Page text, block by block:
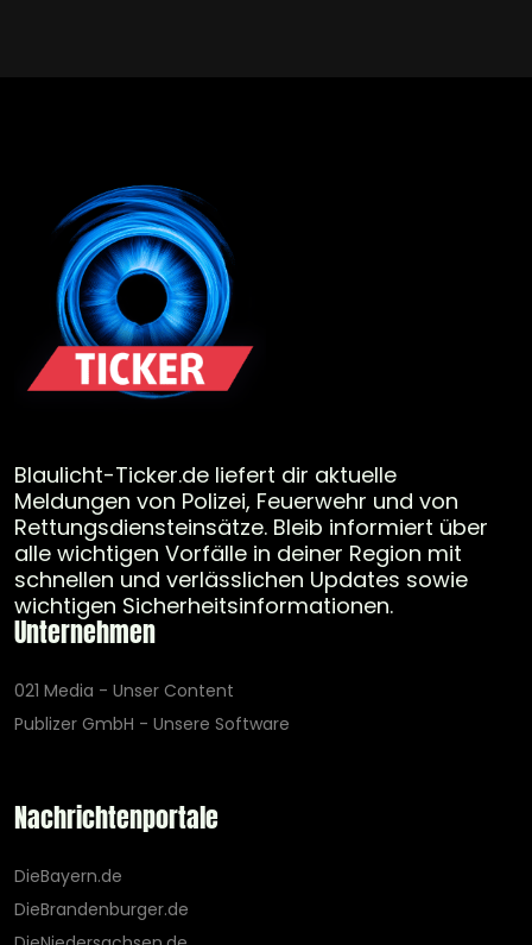
Blaulicht-Ticker.de liefert dir aktuelle
Meldungen von Polizei, Feuerwehr und von
Rettungsdiensteinsätze. Bleib informiert über
alle wichtigen Vorfälle in deiner Region mit
schnellen und verlässlichen Updates sowie
wichtigen Sicherheitsinformationen.
Unternehmen
021 Media - Unser Content
Publizer GmbH - Unsere Software
Nachrichtenportale
DieBayern.de
DieBrandenburger.de